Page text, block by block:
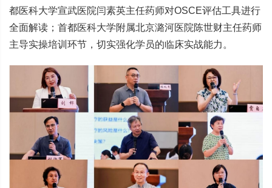
都医科大学宣武医院闫素英主任药师对OSCE评估工具进行
全面解读；首都医科大学附属北京潞河医院陈世财主任药师
主导实操培训环节，切实强化学员的临床实战能力。